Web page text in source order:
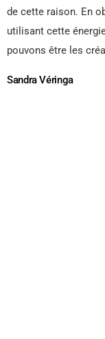
de cette raison. En
utilisant cette
pouvons être les
Sandra Véringa